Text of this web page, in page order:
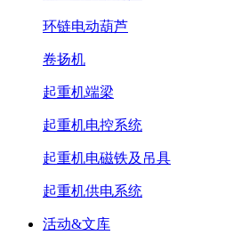
环链电动葫芦
卷扬机
起重机端梁
起重机电控系统
起重机电磁铁及吊具
起重机供电系统
活动&文库